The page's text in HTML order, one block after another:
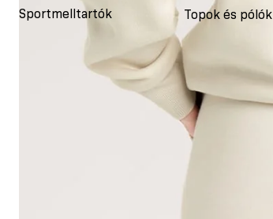
Sportmelltartók Topok és pólók